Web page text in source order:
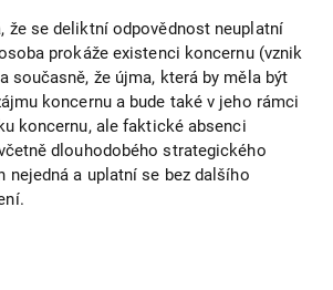
že se deliktní odpovědnost neuplatní
prokáže existenci koncernu (vznik
současně, že újma, která by měla být
koncernu a bude také v jeho rámci
koncernu, ale faktické absenci
dlouhodobého strategického
nejedná a uplatní se bez dalšího